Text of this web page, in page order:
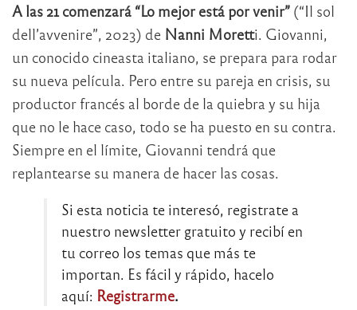
A las 21 comenzará “Lo mejor está por venir” (“Il sol
dell’avvenire”, 2023) de Nanni Moretti. Giovanni,
un conocido cineasta italiano, se prepara para rodar
su nueva película. Pero entre su pareja en crisis, su
productor francés al borde de la quiebra y su hija
que no le hace caso, todo se ha puesto en su contra.
Siempre en el límite, Giovanni tendrá que
replantearse su manera de hacer las cosas.
Si esta noticia te interesó, registrate a
nuestro newsletter gratuito y recibí en
tu correo los temas que más te
importan. Es fácil y rápido, hacelo
aquí: Registrarme.